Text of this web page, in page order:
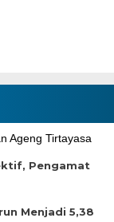
Pengamat
Menjadi 5,38